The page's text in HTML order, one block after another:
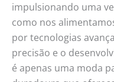
impulsionando uma
como nos
por tecnologias
precisão e o
é apenas uma moda